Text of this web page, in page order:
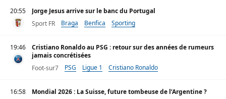
20:55
Jorge Jesus arrive sur le banc du Portugal
Sport FR
Braga Benfica Sporting
19:46
Cristiano Ronaldo au PSG : retour sur des années de rumeurs
jamais concrétisées
Foot-sur7
PSG Ligue 1 Cristiano Ronaldo
16:58
Mondial 2026 : La Suisse, future tombeuse de l’Argentine ?